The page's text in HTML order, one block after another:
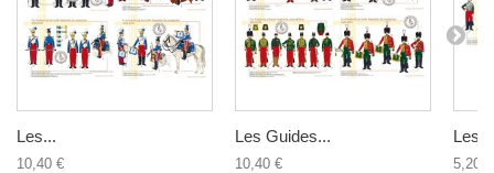
Les...
10,40 €
Les Guides...
10,40 €
Les...
5,20 €